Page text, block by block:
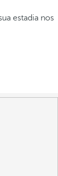
estadia nos